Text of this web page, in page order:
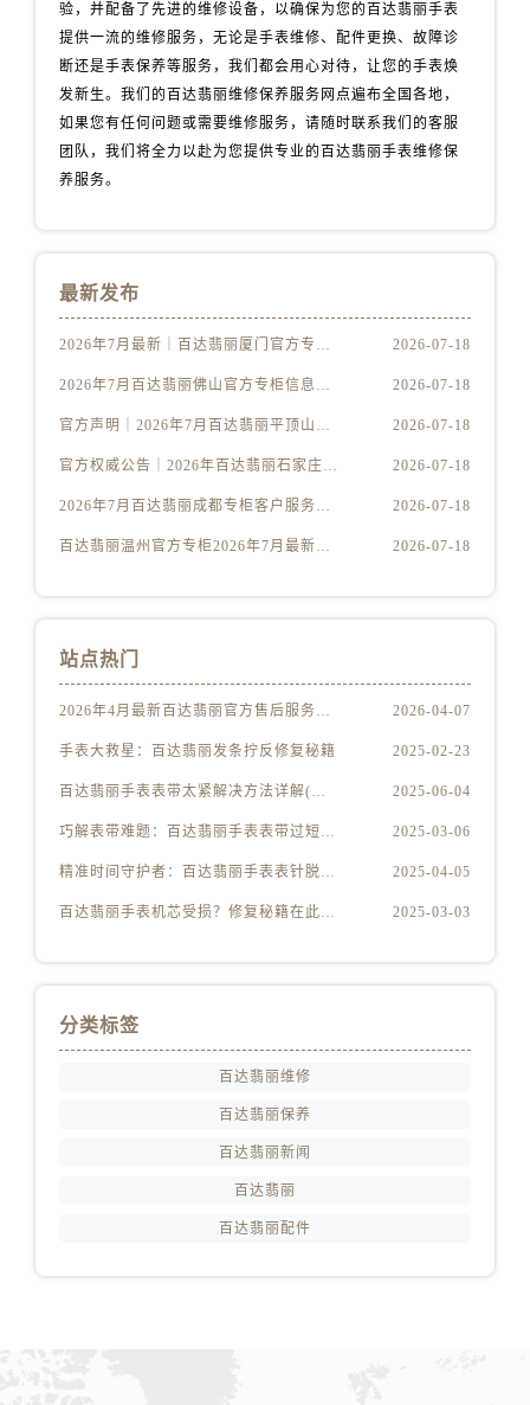
验，并配备了先进的维修设备，以确保为您的百达翡丽手表
提供一流的维修服务，无论是手表维修、配件更换、故障诊
断还是手表保养等服务，我们都会用心对待，让您的手表焕
发新生。我们的百达翡丽维修保养服务网点遍布全国各地，
如果您有任何问题或需要维修服务，请随时联系我们的客服
团队，我们将全力以赴为您提供专业的百达翡丽手表维修保
养服务。
最新发布
2026年7月最新｜百达翡丽厦门官方专柜服务热线攻略+专柜名录全公开 2026-07-18
2026年7月百达翡丽佛山官方专柜信息攻略｜客服热线+门店服务全解析 2026-07-18
官方声明｜2026年7月百达翡丽平顶山专柜客户服务热线更新公告 2026-07-18
官方权威公告｜2026年百达翡丽石家庄专柜服务热线升级，7月最新信息一网打尽 2026-07-18
2026年7月百达翡丽成都专柜客户服务热线核验｜官方门店指南全公开 2026-07-18
百达翡丽温州官方专柜2026年7月最新服务热线公告｜客户服务系统升级 2026-07-18
站点热门
2026年4月最新百达翡丽官方售后服务中心网点考察报告（新址） 2026-04-07
手表大救星：百达翡丽发条拧反修复秘籍 2025-02-23
百达翡丽手表表带太紧解决方法详解(轻松调整佩戴舒适度的技巧) 2025-06-04
巧解表带难题：百达翡丽手表表带过短轻松应对指南 2025-03-06
精准时间守护者：百达翡丽手表表针脱落简易修复指南 2025-04-05
百达翡丽手表机芯受损？修复秘籍在此，守护您的奢华时光！ 2025-03-03
分类标签
百达翡丽维修
百达翡丽保养
百达翡丽新闻
百达翡丽
百达翡丽配件